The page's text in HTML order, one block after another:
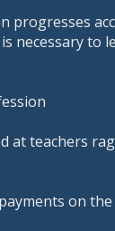
progresses
necessary to
at teachers
on